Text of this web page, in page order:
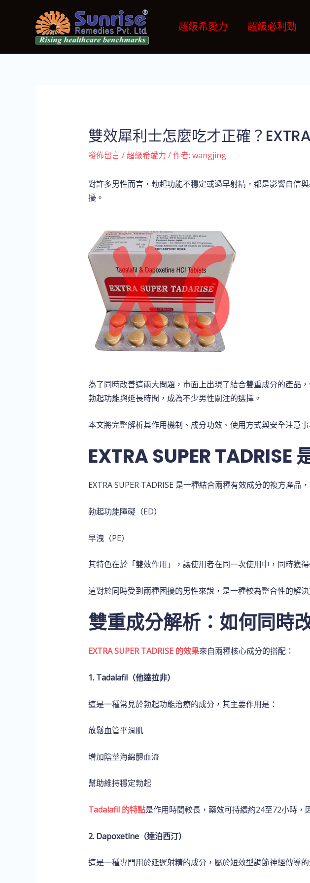
超級希愛力 超級必利勁
雙效犀利士怎麼吃才正確？
發佈留言/超級希愛力 / 作者: wangjing
對許多男性而言，勃起功能不穩定或過早射精，都是影響自信
擾。
為了同時改善這兩大問題，市面上出現了結合雙重成分的產品
勃起功能與延長時間，成為不少男性關注的選擇。
本文將完整解析其作用機制、成分功效、使用方式與安全注意
EXTRA SUPER TADRISE
EXTRA SUPER TADRISE 是一種結合兩種有效成分的複方產品
勃起功能障礙（ED）
早洩（PE）
其特色在於「雙效作用」，讓使用者在同一次使用中，同時獲
這對於同時受到兩種困擾的男性來說，是一種較為整合性的解決
雙重成分解析：如何同時
EXTRA SUPER TADRISE 的效果來自兩種核心成分的搭配：
1. Tadalafil（他達拉非）
這是一種常見於勃起功能治療的成分，其主要作用是：
放鬆血管平滑肌
增加陰莖海綿體血流
幫助維持穩定勃起
Tadalafil 的特點是作用時間較長，藥效可持續約24至72小時，
2. Dapoxetine（達泊西汀）
這是一種專門用於延遲射精的成分，屬於短效型調節神經傳導的
navigation